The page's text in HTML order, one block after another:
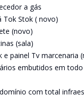
a gás
Tok Stok ( novo)
(novo)
(sala)
e painel Tv marcenaria
embutidos em
com total